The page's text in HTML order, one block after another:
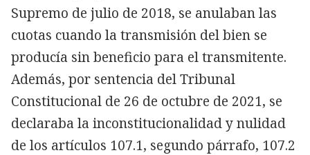
Supremo de julio de 2018, se anulaban las
cuotas cuando la transmisión del bien se
producía sin beneficio para el transmitente.
Además, por sentencia del Tribunal
Constitucional de 26 de octubre de 2021, se
declaraba la inconstitucionalidad y nulidad
de los artículos 107.1, segundo párrafo, 107.2